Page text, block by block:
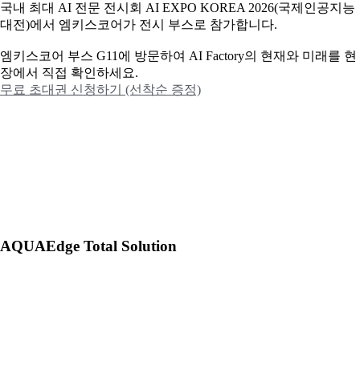
국내 최대 AI 전문 전시회 AI EXPO KOREA 2026(국제인공지능
대전)에서 엠키스코어가 전시 부스로 참가합니다.
엠키스코어 부스 G11에 방문하여 AI Factory의 현재와 미래를 현
장에서 직접 확인하세요.
무료 초대권 신청하기 (선착순 증정)
AQUAEdge Total Solution